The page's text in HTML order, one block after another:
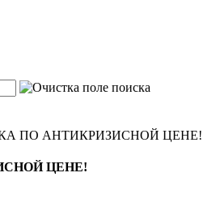
ПО АНТИКРИЗИСНОЙ ЦЕНЕ!
ЦЕНЕ!